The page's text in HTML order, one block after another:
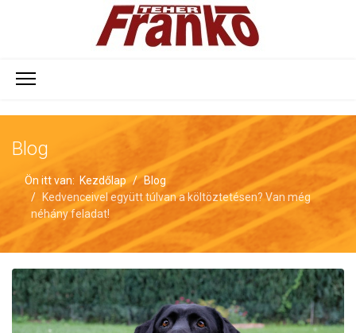
Blog
Ön itt van: Kezdőlap
Blog
Kedvenceivel együtt túlvan a költöztetésen? Van még
néhány feladat!